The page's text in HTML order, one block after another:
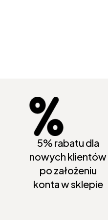
5% rabatu dla
nowych klientów
po założeniu
konta w sklepie